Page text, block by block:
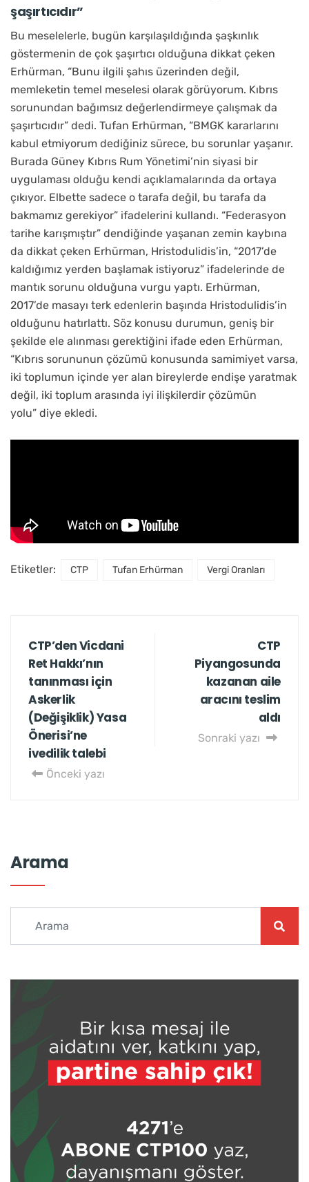
şaşırtıcıdır”
Bu meselelerle, bugün karşılaşıldığında şaşkınlık
göstermenin de çok şaşırtıcı olduğuna dikkat çeken
Erhürman, “Bunu ilgili şahıs üzerinden değil,
memleketin temel meselesi olarak görüyorum. Kıbrıs
sorunundan bağımsız değerlendirmeye çalışmak da
şaşırtıcıdır” dedi. Tufan Erhürman, “BMGK kararlarını
kabul etmiyorum dediğiniz sürece, bu sorunlar yaşanır.
Burada Güney Kıbrıs Rum Yönetimi’nin siyasi bir
uygulaması olduğu kendi açıklamalarında da ortaya
çıkıyor. Elbette sadece o tarafa değil, bu tarafa da
bakmamız gerekiyor” ifadelerini kullandı. “Federasyon
tarihe karışmıştır” dendiğinde yaşanan zemin kaybına
da dikkat çeken Erhürman, Hristodulidis’in, “2017’de
kaldığımız yerden başlamak istiyoruz” ifadelerinde de
mantık sorunu olduğuna vurgu yaptı. Erhürman,
2017’de masayı terk edenlerin başında Hristodulidis’in
olduğunu hatırlattı. Söz konusu durumun, geniş bir
şekilde ele alınması gerektiğini ifade eden Erhürman,
“Kıbrıs sorununun çözümü konusunda samimiyet varsa,
iki toplumun içinde yer alan bireylerde endişe yaratmak
değil, iki toplum arasında iyi ilişkilerdir çözümün
yolu” diye ekledi.
Etiketler: CTP Tufan Erhürman Vergi Oranları
CTP’den Vicdani
Ret Hakkı’nın
tanınması için
Askerlik
(Değişiklik) Yasa
Önerisi’ne
ivedilik talebi
Önceki yazı
CTP
Piyangosunda
kazanan aile
aracını teslim
aldı
Sonraki yazı
Arama